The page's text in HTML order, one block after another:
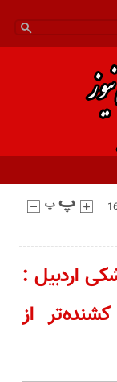
اردبیل :
۳۰ درصد کشنده‌تر از